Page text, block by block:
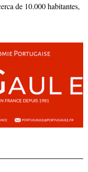
de 10.000 habitantes,